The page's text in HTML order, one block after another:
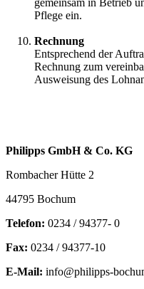
gemeinsam in Betrieb
Pflege ein.
Rechnung
Entsprechend der
Rechnung zum
Ausweisung des
Philipps GmbH & Co. KG
Rombacher Hütte 2
44795 Bochum
Telefon: 0234 / 94377- 0
Fax: 0234 / 94377-10
E-Mail: info@philipps-